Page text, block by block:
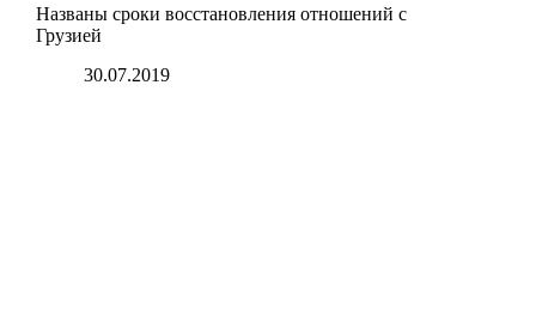
Названы сроки восстановления отношений с
Грузией
30.07.2019